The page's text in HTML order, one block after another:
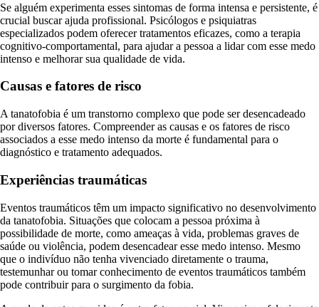
Se alguém experimenta esses sintomas de forma intensa e persistente, é
crucial buscar ajuda profissional. Psicólogos e psiquiatras
especializados podem oferecer tratamentos eficazes, como a terapia
cognitivo-comportamental, para ajudar a pessoa a lidar com esse medo
intenso e melhorar sua qualidade de vida.
Causas e fatores de risco
A tanatofobia é um transtorno complexo que pode ser desencadeado
por diversos fatores. Compreender as causas e os fatores de risco
associados a esse medo intenso da morte é fundamental para o
diagnóstico e tratamento adequados.
Experiências traumáticas
Eventos traumáticos têm um impacto significativo no desenvolvimento
da tanatofobia. Situações que colocam a pessoa próxima à
possibilidade de morte, como ameaças à vida, problemas graves de
saúde ou violência, podem desencadear esse medo intenso. Mesmo
que o indivíduo não tenha vivenciado diretamente o trauma,
testemunhar ou tomar conhecimento de eventos traumáticos também
pode contribuir para o surgimento da fobia.